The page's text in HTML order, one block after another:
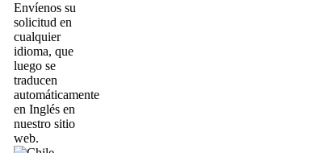
Envíenos su
solicitud en
cualquier
idioma, que
luego se
traducen
automáticamente
en Inglés en
nuestro sitio
web.